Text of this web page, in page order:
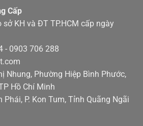
Cấp
KH và ĐT TP.HCM cấp ngày
- 0903 706 288
Nhung, Phường Hiệp Bình Phước,
Hồ Chí Minh
Phái, P. Kon Tum, Tỉnh Quãng Ngãi